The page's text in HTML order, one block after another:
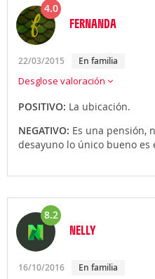
4.0
FERNANDA
22/03/2015 En familia
Desglose valoración
POSITIVO: La ubicación.
NEGATIVO: Es una pensión,
desayuno lo único bueno es
8.2
NELLY
16/10/2016 En familia